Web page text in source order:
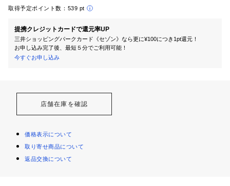
取得予定ポイント数： 539 pt
提携クレジットカードで還元率UP
三井ショッピングパークカード《セゾン》なら更に¥100につき1pt還元！
お申し込み完了後、最短５分でご利用可能！
今すぐお申し込み
店舗在庫を確認
価格表示について
取り寄せ商品について
返品交換について